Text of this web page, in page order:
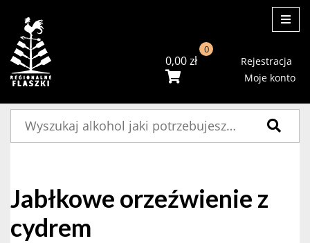
0,00zł
0
Rejestracja
Moje konto
Jabłkowe orzeźwienie z
cydrem